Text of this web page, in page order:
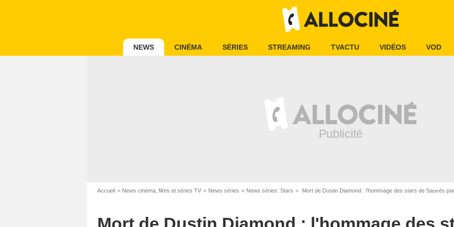
NEWS CINÉMA SÉRIES STREAMING TVACTU VIDÉOS VOD
Accueil News cinéma, films et séries TV News séries News séries: Stars Mort de Dustin Diamond : l'hommage des stars de Sauvés
Capture d'écran YT